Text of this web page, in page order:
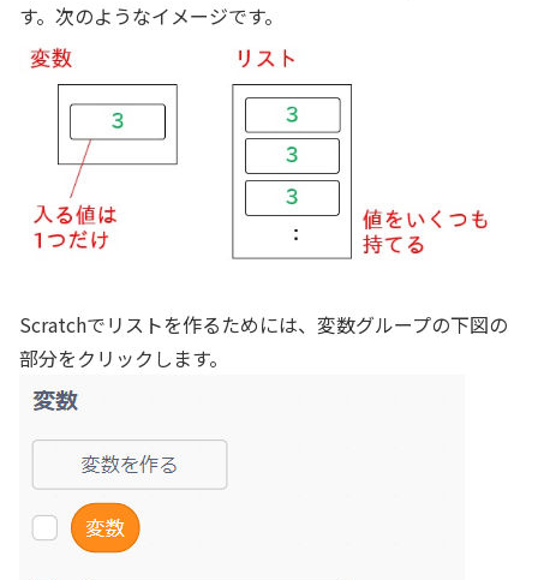
す。次のようなイメージです。
Scratchでリストを作るためには、変数グループの下図の
部分をクリックします。